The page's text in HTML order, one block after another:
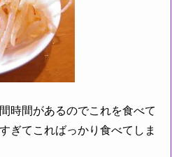
時間があるのでこれを食べて
ぎてこればっかり食べてしま